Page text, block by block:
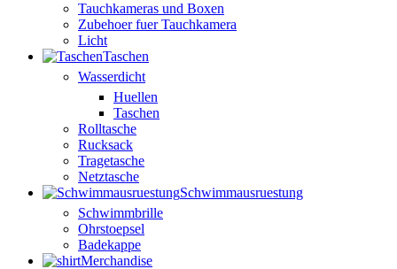
Tauchkameras und Boxen
Zubehoer fuer Tauchkamera
Licht
Taschen
Wasserdicht
Huellen
Taschen
Rolltasche
Rucksack
Tragetasche
Netztasche
Schwimmausruestung
Schwimmbrille
Ohrstoepsel
Badekappe
Merchandise